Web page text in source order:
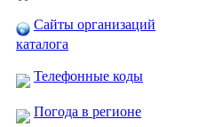
Сайты организаций
каталога
Телефонные коды
Погода в регионе